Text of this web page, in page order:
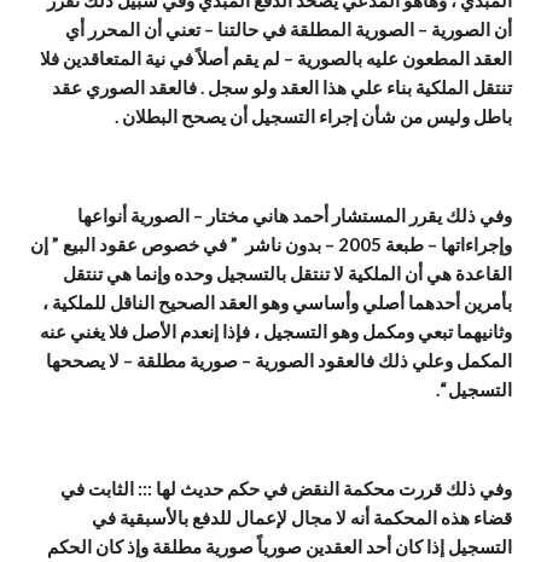
أن الصورية – الصورية المطلقة في حالتنا – تعني أن المحرر أي
العقد المطعون عليه بالصورية – لم يقم أصلاً في نية المتعاقدين فلا
تنتقل الملكية بناء علي هذا العقد ولو سجل . فالعقد الصوري عقد
باطل وليس من شأن إجراء التسجيل أن يصحح البطلان .
وفي ذلك يقرر المستشار أحمد هاني مختار – الصورية أنواعها
وإجراءاتها – طبعة 2005 – بدون ناشر ” في خصوص عقود البيع ” إن
القاعدة هي أن الملكية لا تنتقل بالتسجيل وحده وإنما هي تنتقل
بأمرين أحدهما أصلي وأساسي وهو العقد الصحيح الناقل للملكية ،
وثانيهما تبعي ومكمل وهو التسجيل ، فإذا إنعدم الأصل فلا يغني عنه
المكمل وعلي ذلك فالعقود الصورية – صورية مطلقة – لا يصححها
التسجيل “.
وفي ذلك قررت محكمة النقض في حكم حديث لها ::: الثابت في
قضاء هذه المحكمة أنه لا مجال لإعمال للدفع بالأسبقية في
التسجيل إذا كان أحد العقدين صورياً صورية مطلقة وإذ كان الحكم